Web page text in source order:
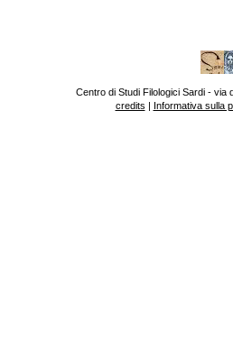
Centro di Studi Filologici Sardi - via
credits | Informativa sulla